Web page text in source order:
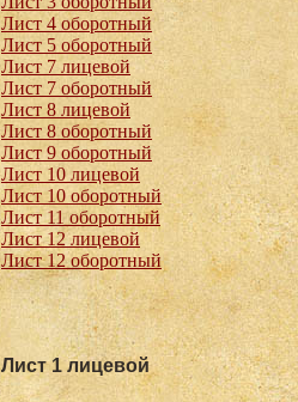
Лист 4 оборотный
Лист 5 оборотный
Лист 7 лицевой
Лист 7 оборотный
Лист 8 лицевой
Лист 8 оборотный
Лист 9 оборотный
Лист 10 лицевой
Лист 10 оборотный
Лист 11 оборотный
Лист 12 лицевой
Лист 12 оборотный
Лист 1 лицевой